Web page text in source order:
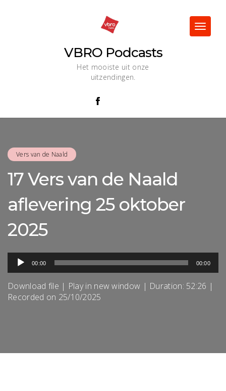
VBRO Podcasts
Het mooiste uit onze
uitzendingen.
Toggle
Vers van de Naald
17 Vers van de Naald
aflevering 25 oktober
2025
Audiospeler
00:00 00:00
Download file | Play in new window | Duration: 52:26 |
Recorded on 25/10/2025